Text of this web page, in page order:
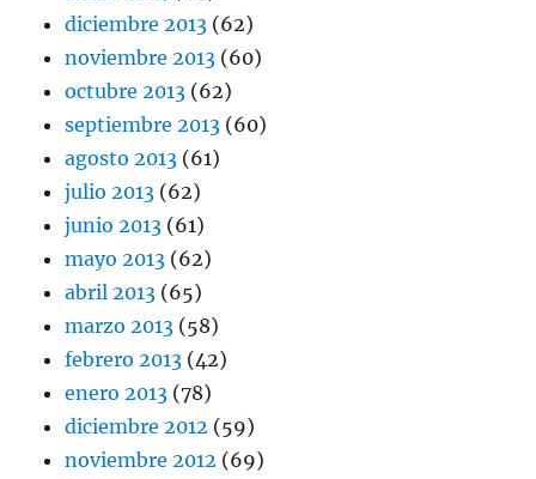
diciembre 2013 (62)
noviembre 2013 (60)
octubre 2013 (62)
septiembre 2013 (60)
agosto 2013 (61)
julio 2013 (62)
junio 2013 (61)
mayo 2013 (62)
abril 2013 (65)
marzo 2013 (58)
febrero 2013 (42)
enero 2013 (78)
diciembre 2012 (59)
noviembre 2012 (69)